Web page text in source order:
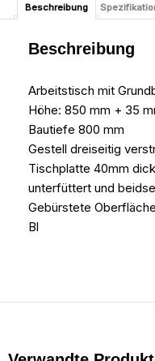
Beschreibung
Beschreibung
Arbeitstisch mit
Höhe: 850 mm + 35
Bautiefe 800 mm
Gestell dreiseitig
Tischplatte 40mm
unterfüttert und
Gebürstete
Bl